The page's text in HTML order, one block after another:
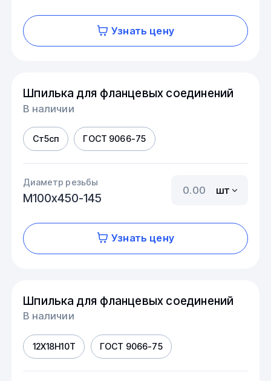
Узнать цену
Шпилька для фланцевых соединений
В наличии
Ст5сп ГОСТ 9066-75
Диаметр резьбы
М100х450-145
шт
Узнать цену
Шпилька для фланцевых соединений
В наличии
12Х18Н10Т ГОСТ 9066-75